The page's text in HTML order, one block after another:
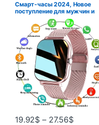
Смарт-часы 2024, Новое
поступление для мужчин и
женщин, спортивные умные
часы, Bluetooth-напоминание
о вызове, фитнес-трекер
19.92$ – 27.56$